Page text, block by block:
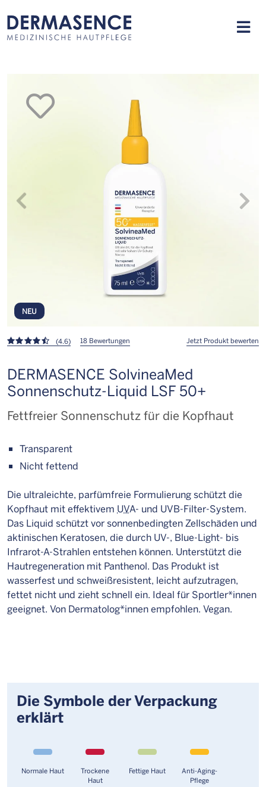
NEU
merken
(4.6) 18 Bewertungen Jetzt Produkt bewerten
DERMASENCE SolvineaMed
Sonnenschutz-Liquid LSF 50+
Fettfreier Sonnenschutz für die Kopfhaut
Transparent
Nicht fettend
Die ultraleichte, parfümfreie Formulierung schützt die
Kopfhaut mit effektivem UVA- und UVB-Filter-System.
Das Liquid schützt vor sonnenbedingten Zellschäden und
aktinischen Keratosen, die durch UV-, Blue-Light- bis
Infrarot-A-Strahlen entstehen können. Unterstützt die
Hautregeneration mit Panthenol. Das Produkt ist
wasserfest und schweißresistent, leicht aufzutragen,
fettet nicht und zieht schnell ein. Ideal für Sportler*innen
geeignet. Von Dermatolog*innen empfohlen. Vegan.
Die Symbole der Verpackung
erklärt
Normale Haut
Trockene
Haut
Fettige Haut
Anti-Aging-
Pflege